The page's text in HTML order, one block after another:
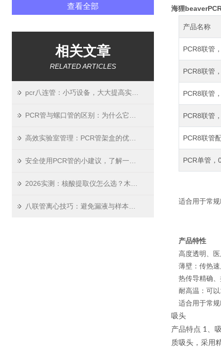
查看全部
相关文章
RELATED ARTICLES
海狸
产品名称
PCR8联管
PCR8联管
PCR8联管
PCR8联管
PCR8联管
PCR单管，
适合用于常
产品特性
高度透明、
薄壁：传热
热传导精确
耐高温：可
适合用于常
吸头
产品特点 1、
质吸头，采用